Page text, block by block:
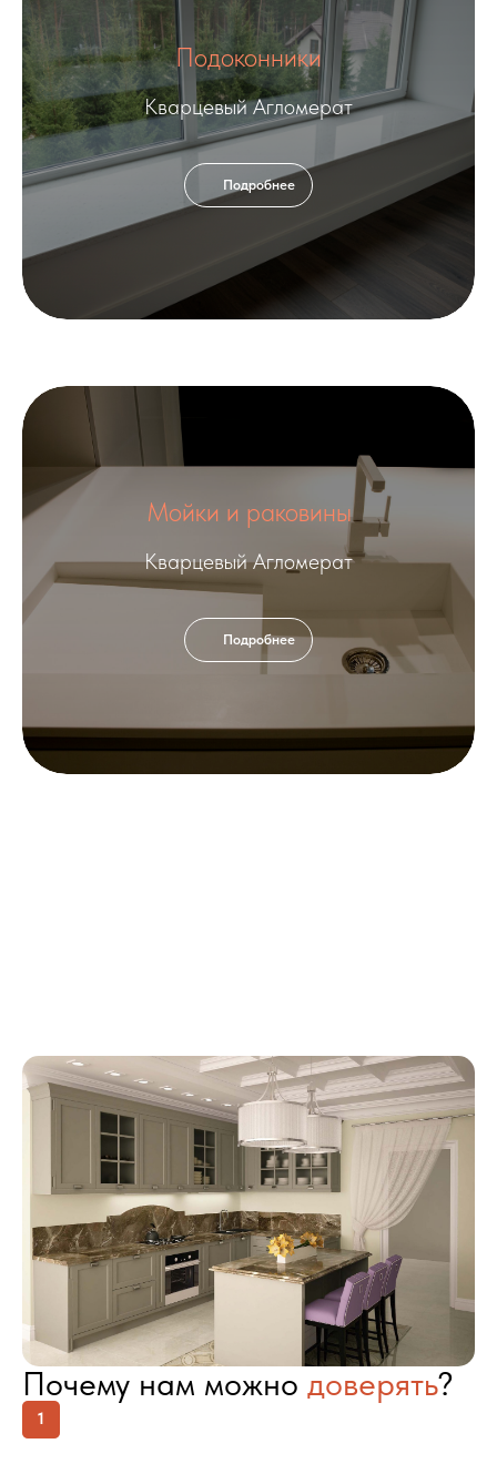
Подоконники
Кварцевый Агломерат
Подробнее
Мойки и раковины
Кварцевый Агломерат
Подробнее
Почему нам можно доверять?
1